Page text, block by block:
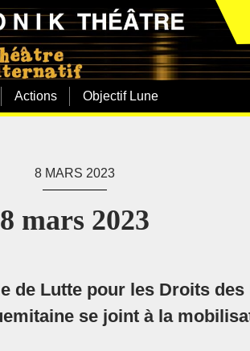
Actions Objectif Lune
8 MARS 2023
8 mars 2023
de Lutte pour les Droits des
se joint à la